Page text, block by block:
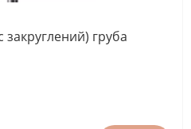
закруглений) груба